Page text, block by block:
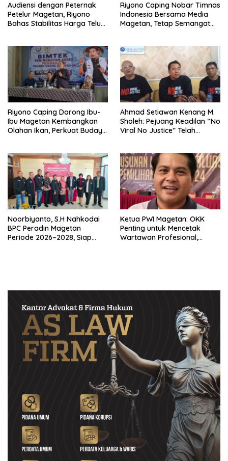
Audiensi dengan Peternak
Petelur Magetan, Riyono
Bahas Stabilitas Harga Telur
Riyono Caping Nobar Timnas
Indonesia Bersama Media
Magetan, Tetap Semangat
Riyono Caping Dorong Ibu-
Ibu Magetan Kembangkan
Olahan Ikan, Perkuat Budaya
Ahmad Setiawan Kenang M.
Sholeh: Pejuang Keadilan “No
Viral No Justice” Telah
Noorbiyanto, S.H Nahkodai
BPC Peradin Magetan
Periode 2026–2028, Siap
Ketua PWI Magetan: OKK
Penting untuk Mencetak
Wartawan Profesional,